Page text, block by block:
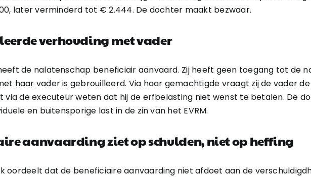
later verminderd tot € 2.444. De dochter maakt bezwaar.
verhouding met vader
de nalatenschap beneficiair aanvaard. Zij heeft geen toegang tot de
haar vader is gebrouilleerd. Via haar gemachtigde vraagt zij de vader
via de executeur weten dat hij de erfbelasting niet wenst te betalen. De
en buitensporige last in de zin van het EVRM.
aanvaarding ziet op schulden, niet op heffing
oordeelt dat de beneficiaire aanvaarding niet afdoet aan de